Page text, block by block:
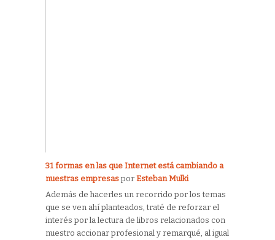
31 formas en las que Internet está cambiando a
nuestras empresas por Esteban Mulki
Además de hacerles un recorrido por los temas
que se ven ahí planteados, traté de reforzar el
interés por la lectura de libros relacionados con
nuestro accionar profesional y remarqué, al igual